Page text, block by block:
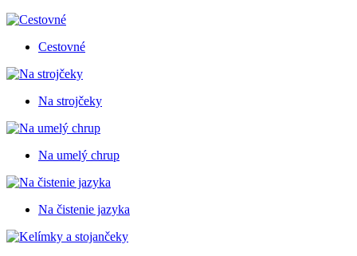
Cestovné
Na strojčeky
Na umelý chrup
Na čistenie jazyka